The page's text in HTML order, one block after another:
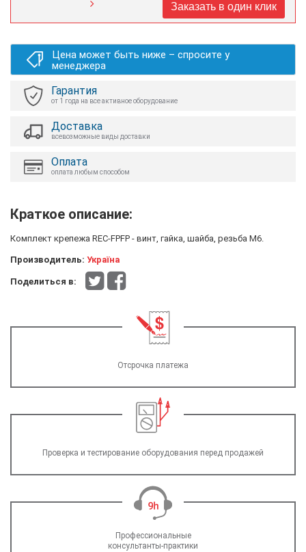
Заказать в один клик
Цена может быть ниже – спросите у
менеджера
Гарантия
от 1 года на все активное оборудование
Доставка
всевозможные виды доставки
Оплата
оплата любым способом
Краткое описание:
Комплект крепежа REC-FPFP - винт, гайка, шайба, резьба М6.
Производитель: Україна
Поделиться в:
Отсрочка платежа
Проверка и тестирование оборудования перед продажей
Профессиональные
консультанты-практики